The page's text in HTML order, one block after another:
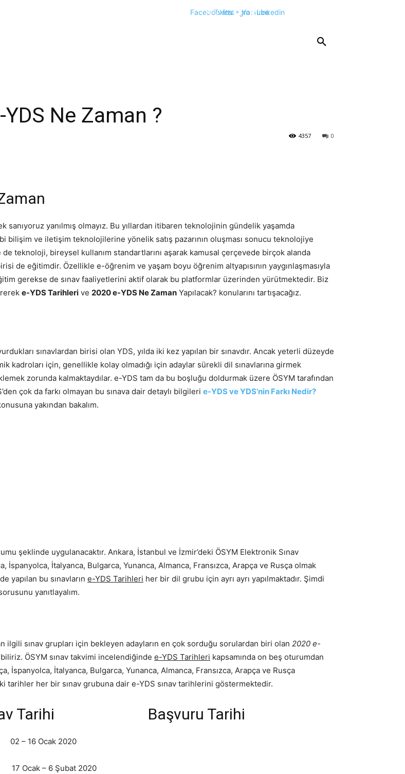
FacebookTwitter
InstagramYoutubeLinkedin
Ne Zaman ?
0
4357
sanıyoruz yanılmış olmayız. Bu yıllardan itibaren teknolojinin gündelik yaşamda
bilişim ve iletişim teknolojilerine yönelik satış pazarının oluşması sonucu teknolojiye
de teknoloji, bireysel kullanım standartlarını aşarak kamusal çerçevede birçok alanda
de eğitimdir. Özellikle e-öğrenim ve yaşam boyu öğrenim altyapısının yaygınlaşmasıyla
gerekse de sınav faaliyetlerini aktif olarak bu platformlar üzerinden yürütmektedir. Biz
e-YDS Tarihleri ve 2020 e-YDS Ne Zaman Yapılacak? konularını tartışacağız.
sınavlardan birisi olan YDS, yılda iki kez yapılan bir sınavdır. Ancak yeterli düzeyde
kadroları için, genellikle kolay olmadığı için adaylar sürekli dil sınavlarına girmek
zorunda kalmaktaydılar. e-YDS tam da bu boşluğu doldurmak üzere ÖSYM tarafından
çok da farkı olmayan bu sınava dair detaylı bilgileri e-YDS ve YDS’nin Farkı Nedir?
yakından bakalım.
şeklinde uygulanacaktır. Ankara, İstanbul ve İzmir’deki ÖSYM Elektronik Sınav
İtalyanca, Bulgarca, Yunanca, Almanca, Fransızca, Arapça ve Rusça olmak
yapılan bu sınavların e-YDS Tarihleri her bir dil grubu için ayrı ayrı yapılmaktadır. Şimdi
yanıtlayalım.
ilgili sınav grupları için bekleyen adayların en çok sorduğu sorulardan biri olan 2020 e-
ÖSYM sınav takvimi incelendiğinde e-YDS Tarihleri kapsamında on beş oturumdan
İspanyolca, İtalyanca, Bulgarca, Yunanca, Almanca, Fransızca, Arapça ve Rusça
tarihler her bir sınav grubuna dair e-YDS sınav tarihlerini göstermektedir.
Başvuru Tarihi
Ocak 2020
– 6 Şubat 2020